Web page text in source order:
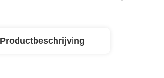
Productbeschrijving